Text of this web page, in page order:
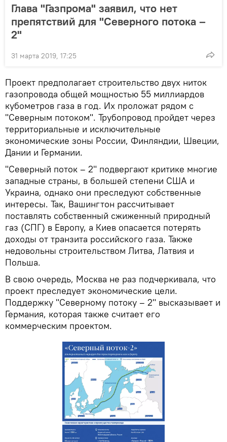
Глава "Газпрома" заявил, что нет
препятствий для "Северного потока –
2"
31 марта 2019, 17:25
Проект предполагает строительство двух ниток
газопровода общей мощностью 55 миллиардов
кубометров газа в год. Их проложат рядом с
"Северным потоком". Трубопровод пройдет через
территориальные и исключительные
экономические зоны России, Финляндии, Швеции,
Дании и Германии.
"Северный поток – 2" подвергают критике многие
западные страны, в большей степени США и
Украина, однако они преследуют собственные
интересы. Так, Вашингтон рассчитывает
поставлять собственный сжиженный природный
газ (СПГ) в Европу, а Киев опасается потерять
доходы от транзита российского газа. Также
недовольны строительством Литва, Латвия и
Польша.
В свою очередь, Москва не раз подчеркивала, что
проект преследует экономические цели.
Поддержку "Северному потоку – 2" высказывает и
Германия, которая также считает его
коммерческим проектом.